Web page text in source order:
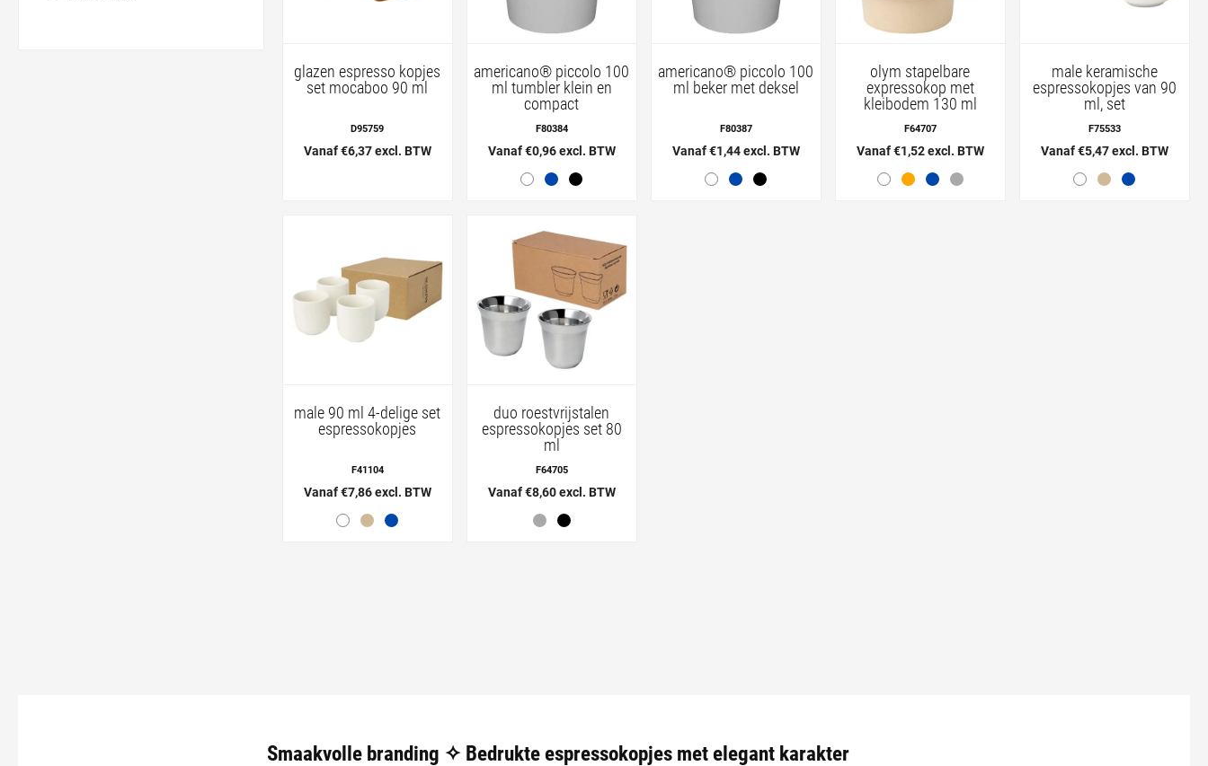
glazen espresso kopjes
set mocaboo 90 ml
D95759
Vanaf €6,37 excl. BTW
americano® piccolo 100
ml tumbler klein en
compact
F80384
Vanaf €0,96 excl. BTW
americano® piccolo 100
ml beker met deksel
F80387
Vanaf €1,44 excl. BTW
olym stapelbare
expressokop met
kleibodem 130 ml
F64707
Vanaf €1,52 excl. BTW
male keramische
espressokopjes van 90
ml, set
F75533
Vanaf €5,47 excl. BTW
male 90 ml 4-delige set
espressokopjes
F41104
Vanaf €7,86 excl. BTW
duo roestvrijstalen
espressokopjes set 80
ml
F64705
Vanaf €8,60 excl. BTW
Smaakvolle branding ✧ Bedrukte espressokopjes met elegant karakter